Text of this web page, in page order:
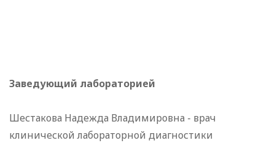
Заведующий лабораторией
Шестакова Надежда Владимировна - врач
клинической лабораторной диагностики